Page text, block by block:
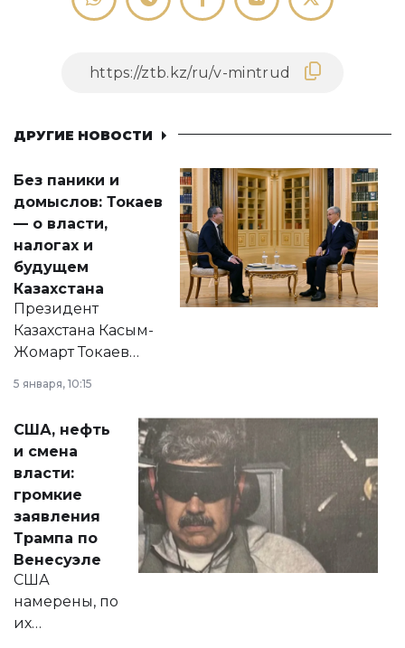
ДРУГИЕ НОВОСТИ
Без паники и
домыслов: Токаев
— о власти,
налогах и
будущем
Казахстана
Президент
Казахстана Касым-
Жомарт Токаев
сразу несколько
актуальных тем —
от слухов о
политических
реформах до
вопросов армии,
экономики и
личного здоровья.
5 января, 10:15
США, нефть
и смена
власти:
громкие
заявления
Трампа по
Венесуэле
США
намерены, по
их